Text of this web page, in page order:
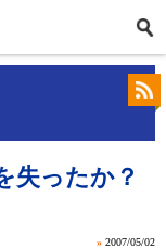
失ったか？
» 2007/05/02